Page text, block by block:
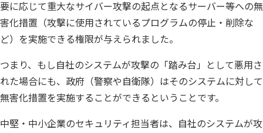
要に応じて重大なサイバー攻撃の起点となるサーバー等への無
害化措置（攻撃に使用されているプログラムの停止・削除な
ど）を実施できる権限が与えられました。
つまり、もし自社のシステムが攻撃の「踏み台」として悪用さ
れた場合にも、政府（警察や自衛隊）はそのシステムに対して
無害化措置を実施することができるということです。
中堅・中小企業のセキュリティ担当者は、自社のシステムが攻